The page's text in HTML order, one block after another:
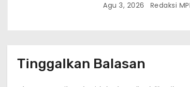
Agu 3, 2026 Redaksi
Tinggalkan Balasan